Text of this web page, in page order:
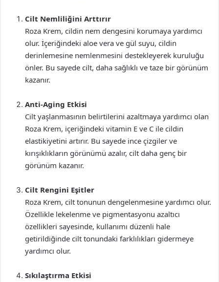
Cilt Nemliliğini Arttırır
Roza Krem, cildin nem dengesini korumaya yardımcı
olur. İçeriğindeki aloe vera ve gül suyu, cildin
derinlemesine nemlenmesini destekleyerek kuruluğu
önler. Bu sayede cilt, daha sağlıklı ve taze bir görünüm
kazanır.
Anti-Aging Etkisi
Cilt yaşlanmasının belirtilerini azaltmaya yardımcı olan
Roza Krem, içeriğindeki vitamin E ve C ile cildin
elastikiyetini artırır. Bu sayede ince çizgiler ve
kırışıklıkların görünümü azalır, cilt daha genç bir
görünüm kazanır.
Cilt Rengini Eşitler
Roza Krem, cilt tonunun dengelenmesine yardımcı olur.
Özellikle lekelenme ve pigmentasyonu azaltıcı
özellikleri sayesinde, kullanımı düzenli hale
getirildiğinde cilt tonundaki farklılıkları gidermeye
yardımcı olur.
Sıkılaştırma Etkisi